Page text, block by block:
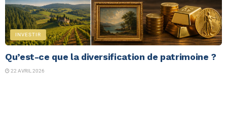
INVESTIR
Qu’est-ce que la diversification de patrimoine ?
22 AVRIL 2026